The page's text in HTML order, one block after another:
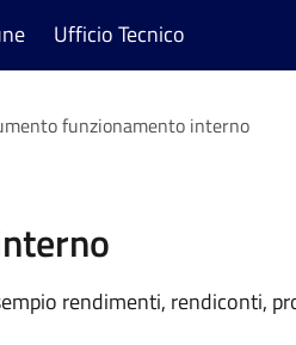
Ufficio Tecnico
funzionamento interno
rendimenti, rendiconti,